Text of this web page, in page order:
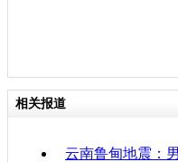
相关报道
云南鲁甸地震：